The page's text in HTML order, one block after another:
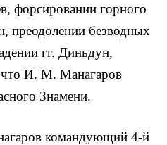
форсировании горного
преодолении безводных
гг. Диньдун,
И. М. Манагаров
Знамени.
командующий 4-й